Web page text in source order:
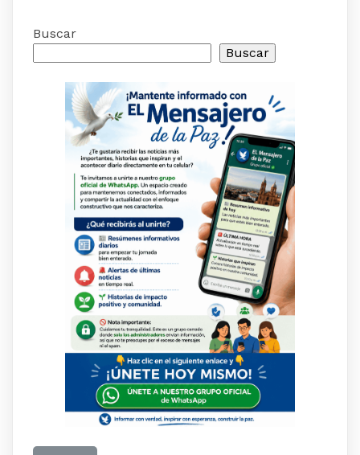
Buscar
Buscar